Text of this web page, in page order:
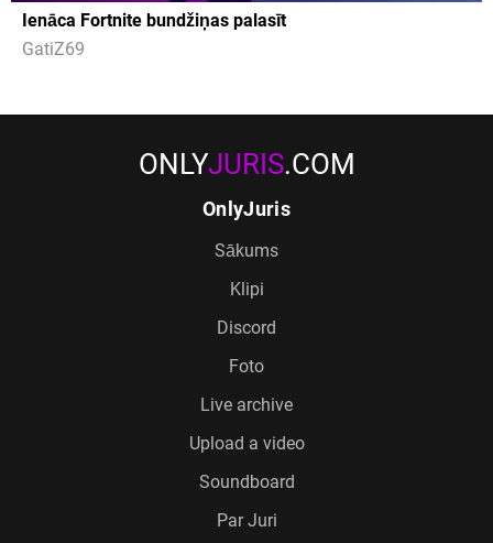
Ienāca Fortnite bundžiņas palasīt
GatiZ69
ONLYJURIS.COM
OnlyJuris
Sākums
Klipi
Discord
Foto
Live archive
Upload a video
Soundboard
Par Juri